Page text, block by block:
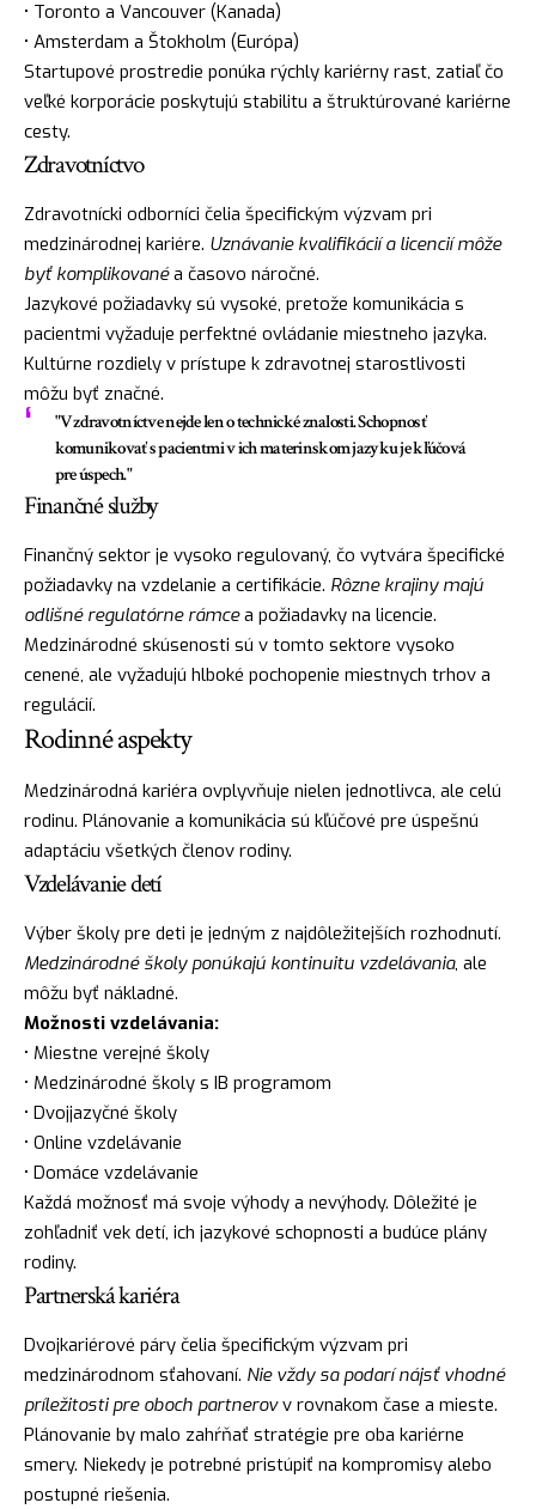
• Toronto a Vancouver (Kanada)
• Amsterdam a Štokholm (Európa)
Startupové prostredie ponúka rýchly kariérny rast, zatiaľ čo
veľké korporácie poskytujú stabilitu a štruktúrované kariérne
cesty.
Zdravotníctvo
Zdravotnícki odborníci čelia špecifickým výzvam pri
medzinárodnej kariére. Uznávanie kvalifikácií a licencií môže
byť komplikovanéa časovo náročné.
Jazykové požiadavky sú vysoké, pretože komunikácia s
pacientmi vyžaduje perfektné ovládanie miestneho jazyka.
Kultúrne rozdiely v prístupe k zdravotnej starostlivosti
môžu byť značné.
"V zdravotníctve nejde len o technické znalosti. Schopnosť
komunikovať s pacientmi v ich materinskom jazyku je kľúčová
pre úspech."
Finančné služby
Finančný sektor je vysoko regulovaný, čo vytvára špecifické
požiadavky na vzdelanie a certifikácie. Rôzne krajiny majú
odlišné regulatórne rámcea požiadavky na licencie.
Medzinárodné skúsenosti sú v tomto sektore vysoko
cenené, ale vyžadujú hlboké pochopenie miestnych trhov a
regulácií.
Rodinné aspekty
Medzinárodná kariéra ovplyvňuje nielen jednotlivca, ale celú
rodinu. Plánovanie a komunikácia sú kľúčové pre úspešnú
adaptáciu všetkých členov rodiny.
Vzdelávanie detí
Výber školy pre deti je jedným z najdôležitejších rozhodnutí.
Medzinárodné školy ponúkajú kontinuitu vzdelávania, ale
môžu byť nákladné.
Možnosti vzdelávania:
• Miestne verejné školy
• Medzinárodné školy s IB programom
• Dvojjazyčné školy
• Online vzdelávanie
• Domáce vzdelávanie
Každá možnosť má svoje výhody a nevýhody. Dôležité je
zohľadniť vek detí, ich jazykové schopnosti a budúce plány
rodiny.
Partnerská kariéra
Dvojkariérové páry čelia špecifickým výzvam pri
medzinárodnom sťahovaní. Nie vždy sa podarí nájsť vhodné
príležitosti pre oboch partnerovv rovnakom čase a mieste.
Plánovanie by malo zahŕňať stratégie pre oba kariérne
smery. Niekedy je potrebné pristúpiť na kompromisy alebo
postupné riešenia.